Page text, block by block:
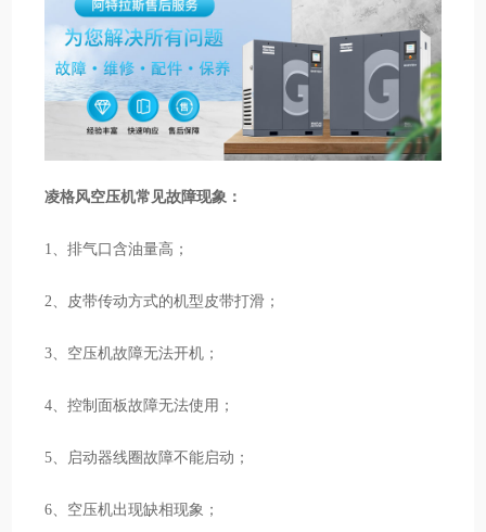
凌格风空压机常见故障现象：
1、排气口含油量高；
2、皮带传动方式的机型皮带打滑；
3、空压机故障无法开机；
4、控制面板故障无法使用；
5、启动器线圈故障不能启动；
6、空压机出现缺相现象；